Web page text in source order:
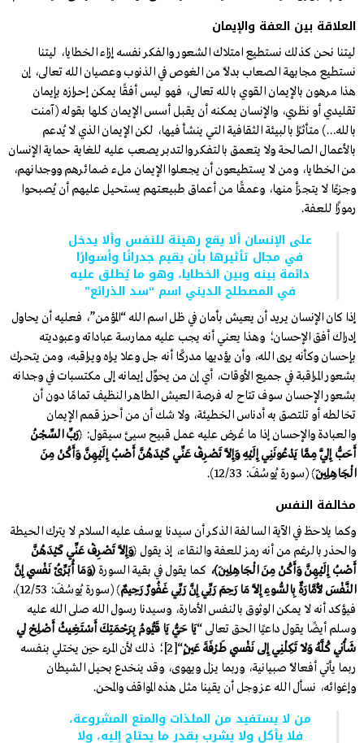
العلاقة بين العفة والإيمان
ليتنا نحن كذلك نستطيع امتلاك الشعور والفكر نفسه إزاء الخطايا، ليتنا
نستطيع مجابهة الصعاب بدلًا من الغوص في الذنوب وعصيان الله تعالى، إن
هذا مرهون بالإيمان القوي بالله تعالى، فهو ليس أفقًا يمكن إحرازه بإيمان
تقليدي أو نظري، والإنسان يمكنه أن يقبل أسس الإيمان كلها بقوله (آمنت
بالله…) متأثرًا بالبيئة الثقافية التي ينشأ فيها، لكن الإيمان الذي لا يُدعم
بالأعمال الصالحة ولا يتعمق بالتفكر والتدبر يصعب عليه للغاية حماية الإنسان
من الخطايا، ومن لا يستطيعون أن يجعلوا الإيمان ملء ضمائرهم ووجدانهم،
وجزءًا لا يتجزأ منها، وعمقًا من أعماق طبيعتهم يستحيل عليهم أن يُصبحوا
رموزًا للعفة.
على الإنسان ألا يقع رهينة للنفس وألا يدخل
في مجال تأثيرها بأن يقيم جدرانًا وأسوارًا
دائمة بينه وبين الخطايا، وهو ما يُطلق عليه
في المصطلح الديني اسم “سد الذرائع”
إذا كان الإنسان يريد أن يعيش بأمان في ظل اسم الله “المؤمن”، فعليه أن يحاول
إدراك أفق الإحسان؛ وهذا يعني أنه يجب عليه ممارسة عباداته وعبوديته
بإحسان وكأنه يرى الله، وأن يؤديها مدركًا أنه جل وعلا يراه ويراقبه، ومن يتحرك
بشعور المراقبة في جميع الأوقات، أي إن من يحوِّل إيمانه إلى مكتسبات في وجدانه
بشعور الإحسان سوف تتاح له فرصة العيش الطاهر النظيف تمامًا دون أن
تخالطه أو تلتصق به أدناس الخطيئة، ولا شك أن من أحرز قمم الإيمان
والعبادة والإحسان إذا ما عُرض عليه عمل قبيح سيئ سيقول: ﴿رَبِّ السِّجْنُ
أَحَبُّ إِلَيَّ مِمَّا يَدْعُونَنِي إِلَيْهِ وَإِلَّا تَصْرِفْ عَنِّي كَيْدَهُنَّ أَصْبُ إِلَيْهِنَّ وَأَكُنْ مِنَ
الْجَاهِلِينَ﴾ (سورة يُوسُفَ: 12/33).
مخالفة النفس
وكما يلاحظ في الآية السالفة الذكر أن سيدنا يوسف عليه السلام لا يترك الحيطة
والحذر بالرغم من أنه رمز للعفة والنقاء، إذ يقول ﴿وَإِلَّا تَصْرِفْ عَنِّي كَيْدَهُنَّ
أَصْبُ إِلَيْهِنَّ وَأَكُنْ مِنَ الْجَاهِلِينَ﴾، كما يقول في بقية السورة ﴿وَمَا أُبَرِّئُ نَفْسِي إِنَّ
النَّفْسَ لَأَمَّارَةٌ بِالسُّوءِ إِلَّا مَا رَحِمَ رَبِّي إِنَّ رَبِّي غَفُورٌ رَحِيمٌ
﴾ (سورة يُوسُفَ: 12/53)،
فيؤكد أنه لا يمكن الوثوق بالنفس الأمارة، وسيدنا رسول الله صلى الله عليه
وسلم أيضًا يقول داعيًا الحق تعالى “يَا حَيُّ يَا قَيُّومُ بِرَحْمَتِكَ أَسْتَغِيثُ أَصْلِحْ لِي
شَأْنِي كُلَّهُ وَلَا تَكِلْنِي إِلى نَفْسِي طَرْفَةَ عَيْنٍ
“[2]؛ ذلك لأن المرء حين يختلي بنفسه
ربما يأتي أفعالًا صبيانية، وربما يزل ويهوى، وقد ينخدع بحيل الشيطان
وإغوائه، نسأل الله عز وجل أن يقينا مثل هذه المواقف والمحن.
من لا يستفيد من الملذات والمتع المشروعة،
فلا يأكل ولا يشرب بقدر ما يحتاج إليه، ولا